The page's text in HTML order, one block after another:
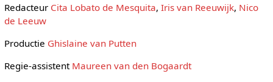
Redacteur Cita Lobato de Mesquita, Iris van Reeuwijk, Nico
de Leeuw
Productie Ghislaine van Putten
Regie-assistent Maureen van den Bogaardt